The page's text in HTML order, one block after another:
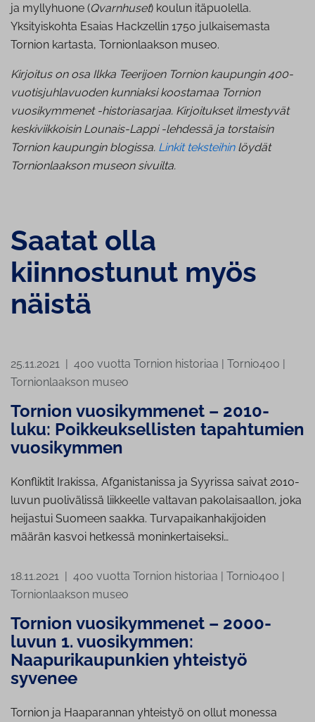
ja myllyhuone (Qvarnhuset) koulun itäpuolella.
Yksityiskohta Esaias Hackzellin 1750 julkaisemasta
Tornion kartasta, Tornionlaakson museo.
Kirjoitus on osa Ilkka Teerijoen Tornion kaupungin 400-
vuotisjuhlavuoden kunniaksi koostamaa Tornion
vuosikymmenet -historiasarjaa. Kirjoitukset ilmestyvät
keskiviikkoisin Lounais-Lappi -lehdessä ja torstaisin
Tornion kaupungin blogissa. Linkit teksteihinlöydät
Tornionlaakson museon sivuilta.
Saatat olla
kiinnostunut myös
näistä
25.11.2021 | 400 vuotta Tornion historiaa | Tornio400 |
Tornionlaakson museo
Tornion vuosikymmenet – 2010-
luku: Poikkeuksellisten tapahtumien
vuosikymmen
Konfliktit Irakissa, Afganistanissa ja Syyrissa saivat 2010-
luvun puolivälissä liikkeelle valtavan pakolaisaallon, joka
heijastui Suomeen saakka. Turvapaikanhakijoiden
määrän kasvoi hetkessä moninkertaiseksi…
18.11.2021 | 400 vuotta Tornion historiaa | Tornio400 |
Tornionlaakson museo
Tornion vuosikymmenet – 2000-
luvun 1. vuosikymmen:
Naapurikaupunkien yhteistyö
syvenee
Tornion ja Haaparannan yhteistyö on ollut monessa